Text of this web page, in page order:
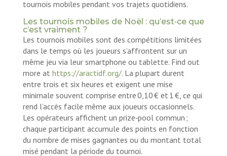
tournois mobiles pendant vos trajets quotidiens.
Les tournois mobiles de Noël : qu’est‑ce que
c’est vraiment ?
Les tournois mobiles sont des compétitions limitées
dans le temps où les joueurs s’affrontent sur un
même jeu via leur smartphone ou tablette. Find out
more at https://aractidf.org/. La plupart durent
entre trois et six heures et exigent une mise
minimale souvent comprise entre 0,10 € et 1 €, ce qui
rend l’accès facile même aux joueurs occasionnels.
Les opérateurs affichent un prize‑pool commun ;
chaque participant accumule des points en fonction
du nombre de mises gagnantes ou du montant total
misé pendant la période du tournoi.